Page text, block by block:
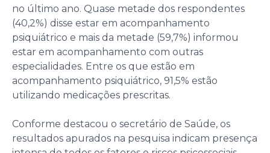
no último ano. Quase metade dos respondentes
(40,2%) disse estar em acompanhamento
psiquiátrico e mais da metade (59,7%) informou
estar em acompanhamento com outras
especialidades. Entre os que estão em
acompanhamento psiquiátrico, 91,5% estão
utilizando medicações prescritas.
Conforme destacou o secretário de Saúde, os
resultados apurados na pesquisa indicam presença